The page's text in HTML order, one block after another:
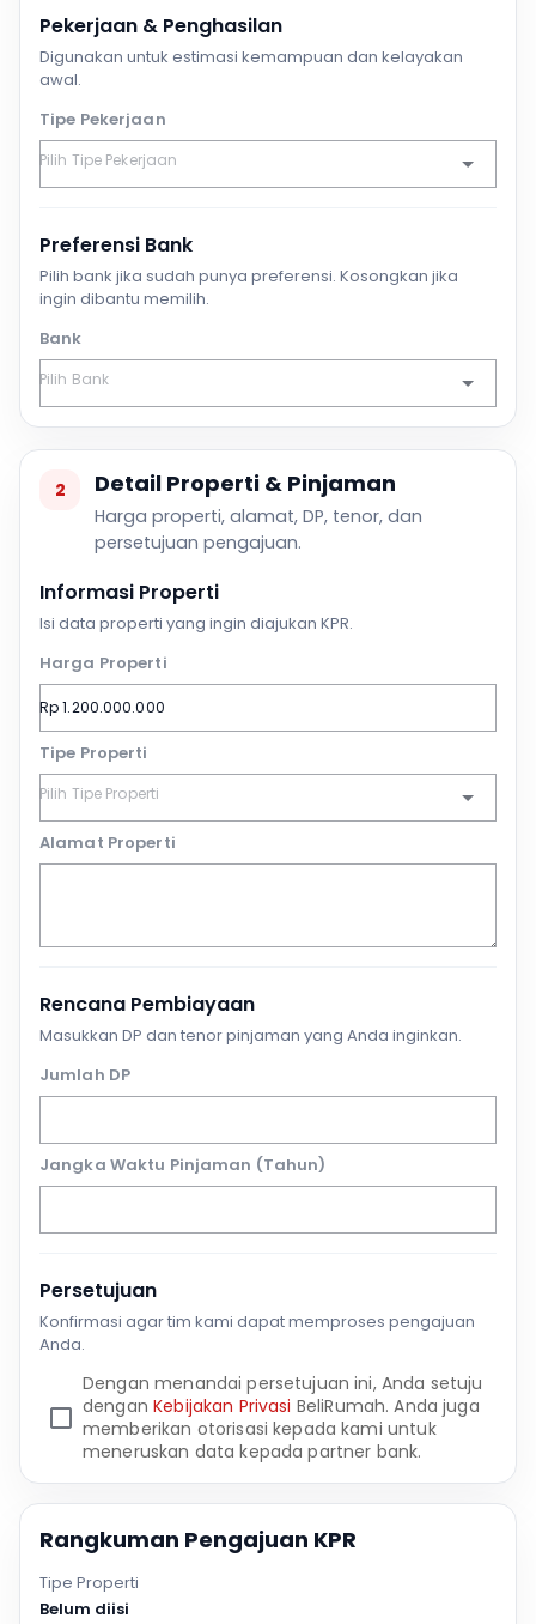
Pekerjaan & Penghasilan
Digunakan untuk estimasi kemampuan dan kelayakan
awal.
Tipe Pekerjaan
Preferensi Bank
Pilih bank jika sudah punya preferensi. Kosongkan jika
ingin dibantu memilih.
Bank
2 Detail Properti & Pinjaman
Harga properti, alamat, DP, tenor, dan
persetujuan pengajuan.
Informasi Properti
Isi data properti yang ingin diajukan KPR.
Harga Properti
Tipe Properti
Alamat Properti
Rencana Pembiayaan
Masukkan DP dan tenor pinjaman yang Anda inginkan.
Jumlah DP
Jangka Waktu Pinjaman (Tahun)
Persetujuan
Konfirmasi agar tim kami dapat memproses pengajuan
Anda.
Dengan menandai persetujuan ini, Anda setuju
denganKebijakan Privasi BeliRumah. Anda juga
memberikan otorisasi kepada kami untuk
meneruskan data kepada partner bank.
Rangkuman Pengajuan KPR
Tipe Properti
Belum diisi